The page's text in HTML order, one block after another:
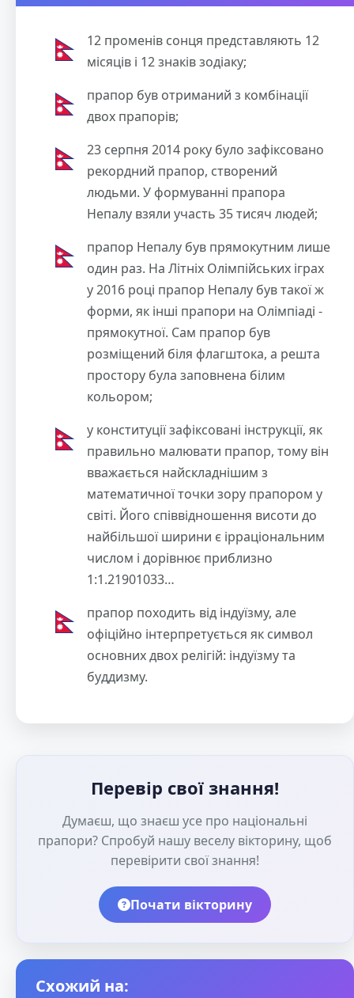
12 променів сонця представляють 12
місяців і 12 знаків зодіаку;
прапор був отриманий з комбінації
двох прапорів;
23 серпня 2014 року було зафіксовано
рекордний прапор, створений
людьми. У формуванні прапора
Непалу взяли участь 35 тисяч людей;
прапор Непалу був прямокутним лише
один раз. На Літніх Олімпійських іграх
у 2016 році прапор Непалу був такої ж
форми, як інші прапори на Олімпіаді -
прямокутної. Сам прапор був
розміщений біля флагштока, а решта
простору була заповнена білим
кольором;
у конституції зафіксовані інструкції, як
правильно малювати прапор, тому він
вважається найскладнішим з
математичної точки зору прапором у
світі. Його співвідношення висоти до
найбільшої ширини є ірраціональним
числом і дорівнює приблизно
1:1.21901033…
прапор походить від індуїзму, але
офіційно інтерпретується як символ
основних двох релігій: індуїзму та
буддизму.
Перевір свої знання!
Думаєш, що знаєш усе про національні
прапори? Спробуй нашу веселу вікторину, щоб
перевірити свої знання!
Почати вікторину
Схожий на: